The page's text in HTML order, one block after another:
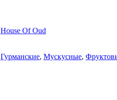
House Of Oud
Гурманские, Мускусные,